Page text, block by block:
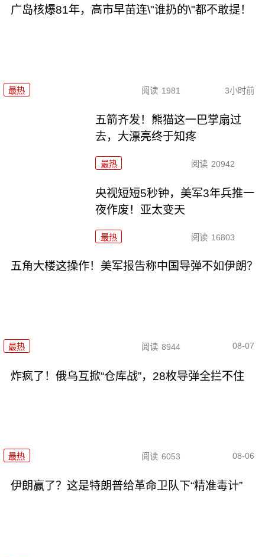
广岛核爆81年，高市早苗连\"谁扔的\"都不敢提！
最热 阅读 1981 3小时前
五箭齐发！熊猫这一巴掌扇过
去，大漂亮终于知疼
最热 阅读 20942
央视短短5秒钟，美军3年兵推一
夜作废！亚太变天
最热 阅读 16803
五角大楼这操作！美军报告称中国导弹不如伊朗？
最热 阅读 8944 08-07
炸疯了！俄乌互掀“仓库战”，28枚导弹全拦不住
最热 阅读 6053 08-06
伊朗赢了？这是特朗普给革命卫队下“精准毒计”